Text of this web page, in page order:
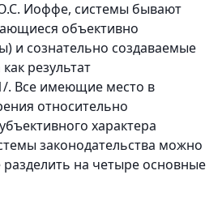
Иоффе, системы бывают
объективно
и сознательно создаваемые
результат
. Все имеющие место в
относительно
характера
законодательства можно
на четыре основные